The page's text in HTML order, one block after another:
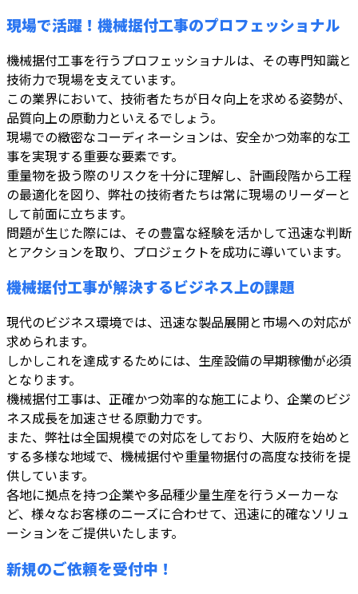
現場で活躍！機械据付工事のプロフェッショナル
機械据付工事を行うプロフェッショナルは、その専門知識と
技術力で現場を支えています。
この業界において、技術者たちが日々向上を求める姿勢が、
品質向上の原動力といえるでしょう。
現場での緻密なコーディネーションは、安全かつ効率的な工
事を実現する重要な要素です。
重量物を扱う際のリスクを十分に理解し、計画段階から工程
の最適化を図り、弊社の技術者たちは常に現場のリーダーと
して前面に立ちます。
問題が生じた際には、その豊富な経験を活かして迅速な判断
とアクションを取り、プロジェクトを成功に導いています。
機械据付工事が解決するビジネス上の課題
現代のビジネス環境では、迅速な製品展開と市場への対応が
求められます。
しかしこれを達成するためには、生産設備の早期稼働が必須
となります。
機械据付工事は、正確かつ効率的な施工により、企業のビジ
ネス成長を加速させる原動力です。
また、弊社は全国規模での対応をしており、大阪府を始めと
する多様な地域で、機械据付や重量物据付の高度な技術を提
供しています。
各地に拠点を持つ企業や多品種少量生産を行うメーカーな
ど、様々なお客様のニーズに合わせて、迅速に的確なソリュ
ーションをご提供いたします。
新規のご依頼を受付中！